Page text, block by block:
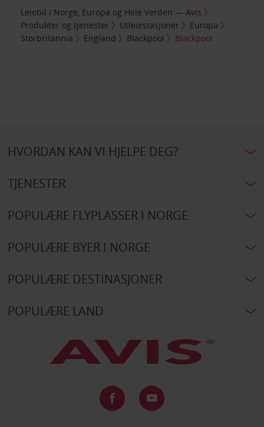
Leiebil i Norge, Europa og Hele Verden — Avis
Produkter og tjenester
Utleiestasjoner
Europa
Storbritannia
England Blackpool Blackpool
HVORDAN KAN VI HJELPE DEG?
TJENESTER
POPULÆRE FLYPLASSER I NORGE
POPULÆRE BYER I NORGE
POPULÆRE DESTINASJONER
POPULÆRE LAND